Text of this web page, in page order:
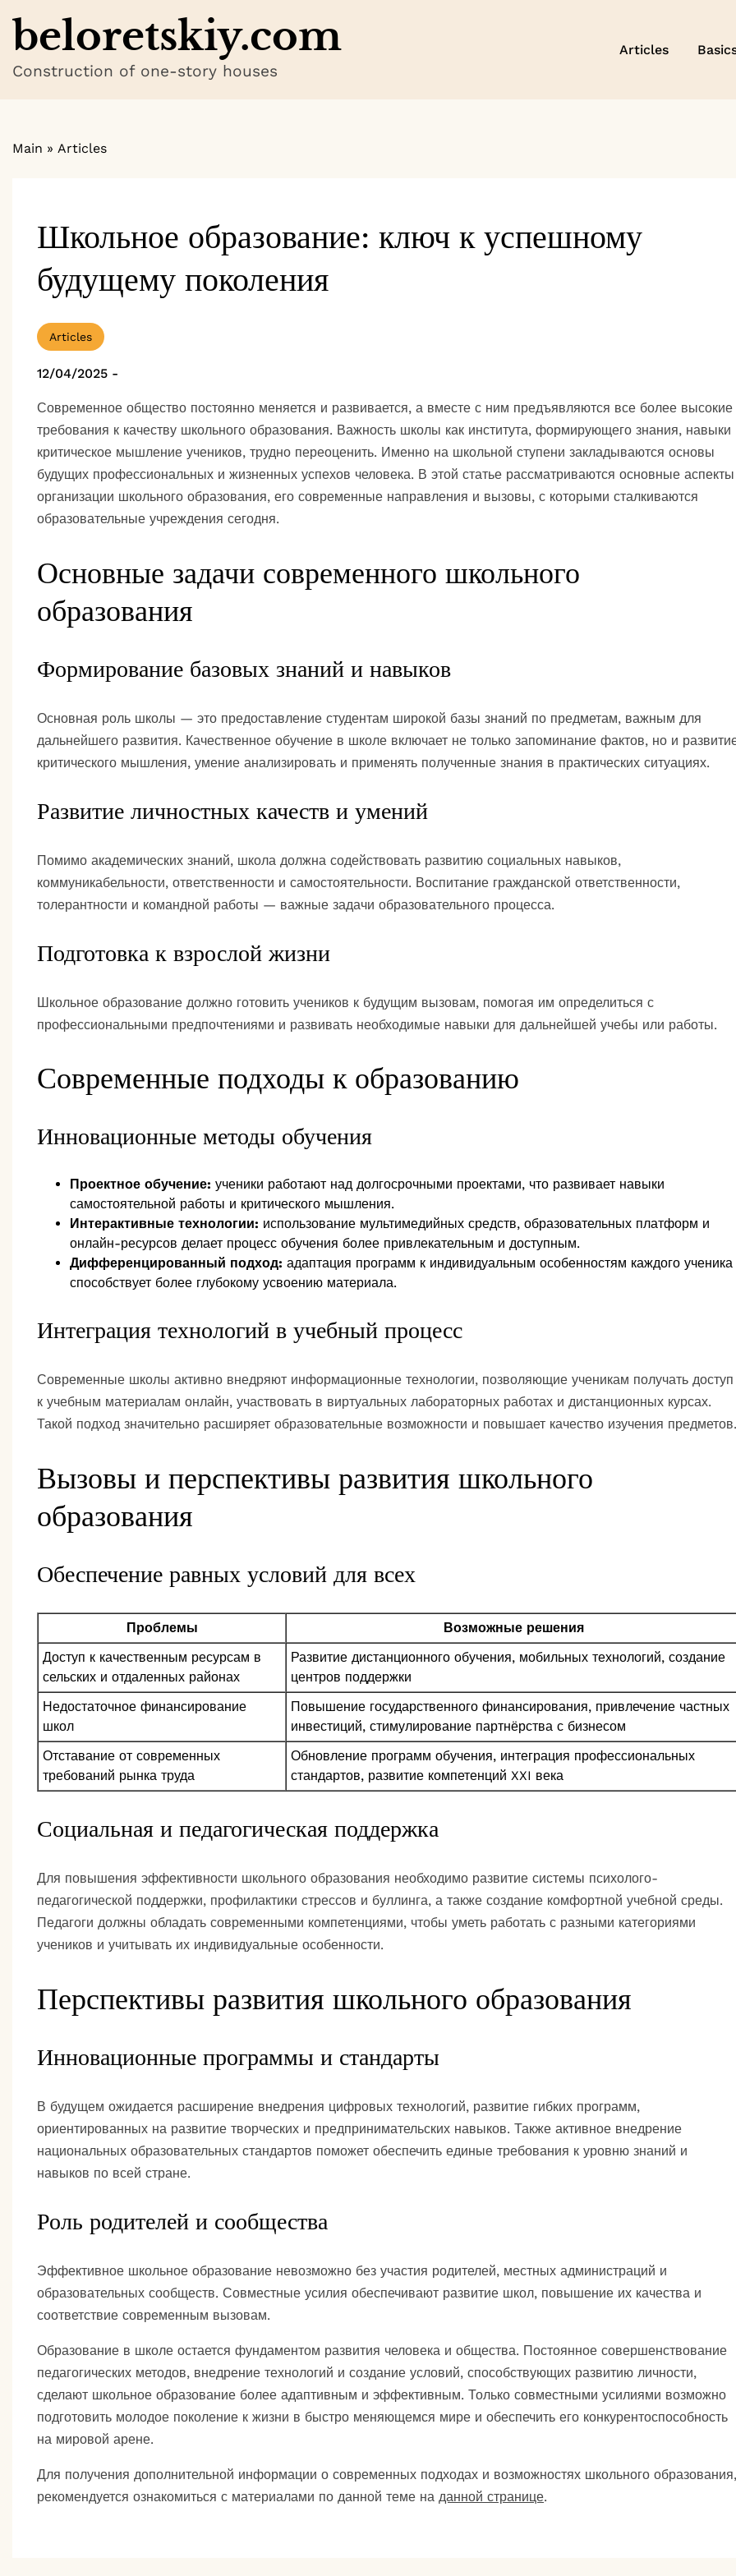
content
beloretskiy.com
Construction of one-story houses
Articles
Main » Articles
Школьное образование: ключ к успешному
будущему поколения
Articles
12/04/2025 -
Современное общество постоянно меняется и развивается, а вместе с ним предъявляются все более высокие
требования к качеству школьного образования. Важность школы как института, формирующего знания, навыки
критическое мышление учеников, трудно переоценить. Именно на школьной ступени закладываются основы
будущих профессиональных и жизненных успехов человека. В этой статье рассматриваются основные аспекты
организации школьного образования, его современные направления и вызовы, с которыми сталкиваются
образовательные учреждения сегодня.
Основные задачи современного школьного
образования
Формирование базовых знаний и навыков
Основная роль школы — это предоставление студентам широкой базы знаний по предметам, важным для
дальнейшего развития. Качественное обучение в школе включает не только запоминание фактов, но и
критического мышления, умение анализировать и применять полученные знания в практических ситуациях.
Развитие личностных качеств и умений
Помимо академических знаний, школа должна содействовать развитию социальных навыков,
коммуникабельности, ответственности и самостоятельности. Воспитание гражданской ответственности,
толерантности и командной работы — важные задачи образовательного процесса.
Подготовка к взрослой жизни
Школьное образование должно готовить учеников к будущим вызовам, помогая им определиться с
профессиональными предпочтениями и развивать необходимые навыки для дальнейшей учебы или работы.
Современные подходы к образованию
Инновационные методы обучения
Проектное обучение: ученики работают над долгосрочными проектами, что развивает навыки
самостоятельной работы и критического мышления.
Интерактивные технологии: использование мультимедийных средств, образовательных платформ и
онлайн-ресурсов делает процесс обучения более привлекательным и доступным.
Дифференцированный подход: адаптация программ к индивидуальным особенностям каждого ученика
способствует более глубокому усвоению материала.
Интеграция технологий в учебный процесс
Современные школы активно внедряют информационные технологии, позволяющие ученикам получать доступ
к учебным материалам онлайн, участвовать в виртуальных лабораторных работах и дистанционных курсах.
Такой подход значительно расширяет образовательные возможности и повышает качество изучения предметов.
Вызовы и перспективы развития школьного
образования
Обеспечение равных условий для всех
Проблемы
Возможные решения
Доступ к качественным ресурсам в
сельских и отдаленных районах
Развитие дистанционного обучения, мобильных технологий, создание
центров поддержки
Недостаточное финансирование
школ
Повышение государственного финансирования, привлечение частных
инвестиций, стимулирование партнёрства с бизнесом
Отставание от современных
требований рынка труда
Обновление программ обучения, интеграция профессиональных
стандартов, развитие компетенций XXI века
Социальная и педагогическая поддержка
Для повышения эффективности школьного образования необходимо развитие системы психолого-
педагогической поддержки, профилактики стрессов и буллинга, а также создание комфортной учебной среды.
Педагоги должны обладать современными компетенциями, чтобы уметь работать с разными категориями
учеников и учитывать их индивидуальные особенности.
Перспективы развития школьного образования
Инновационные программы и стандарты
В будущем ожидается расширение внедрения цифровых технологий, развитие гибких программ,
ориентированных на развитие творческих и предпринимательских навыков. Также активное внедрение
национальных образовательных стандартов поможет обеспечить единые требования к уровню знаний и
навыков по всей стране.
Роль родителей и сообщества
Эффективное школьное образование невозможно без участия родителей, местных администраций и
образовательных сообществ. Совместные усилия обеспечивают развитие школ, повышение их качества и
соответствие современным вызовам.
Образование в школе остается фундаментом развития человека и общества. Постоянное совершенствование
педагогических методов, внедрение технологий и создание условий, способствующих развитию личности,
сделают школьное образование более адаптивным и эффективным. Только совместными усилиями возможно
подготовить молодое поколение к жизни в быстро меняющемся мире и обеспечить его конкурентоспособность
на мировой арене.
Для получения дополнительной информации о современных подходах и возможностях школьного образования,
рекомендуется ознакомиться с материалами по данной теме на данной странице.